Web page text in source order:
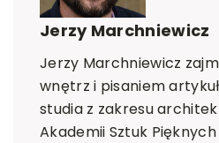
Jerzy Marchniewicz
Jerzy Marchniewicz
wnętrz i pisaniem
studia z zakresu
Akademii Sztuk